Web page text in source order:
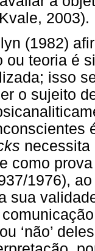
2003).
(1982)
ou teoria é
isso
o sujeito
necessita
como
1976),
sua
‘não’